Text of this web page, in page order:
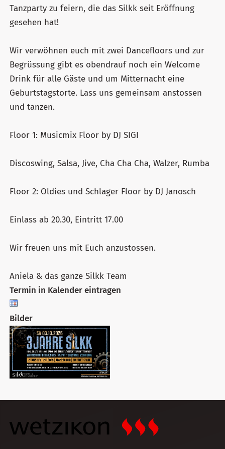
Tanzparty zu feiern, die das Silkk seit Eröffnung
gesehen hat!
Wir verwöhnen euch mit zwei Dancefloors und zur
Begrüssung gibt es obendrauf noch ein Welcome
Drink für alle Gäste und um Mitternacht eine
Geburtstagstorte. Lass uns gemeinsam anstossen
und tanzen.
Floor 1: Musicmix Floor by DJ SIGI
Discoswing, Salsa, Jive, Cha Cha Cha, Walzer, Rumba
Floor 2: Oldies und Schlager Floor by DJ Janosch
Einlass ab 20.30, Eintritt 17.00
Wir freuen uns mit Euch anzustossen.
Aniela & das ganze Silkk Team
Termin in Kalender eintragen
Bilder